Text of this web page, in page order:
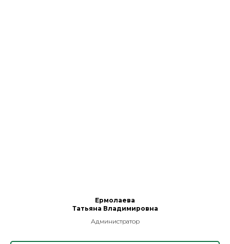
Ермолаева
Татьяна Владимировна
Администратор